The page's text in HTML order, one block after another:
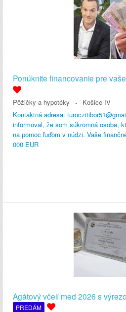
Ponúknite financovanie pre
Pôžičky a hypotéky
Košice IV
Kontaktná adresa:
informoval, že som súkromná osoba,
na pomoc ľuďom v núdzi. Vaše
000 EUR
Agátový včelí med 2026 s
PREDÁM